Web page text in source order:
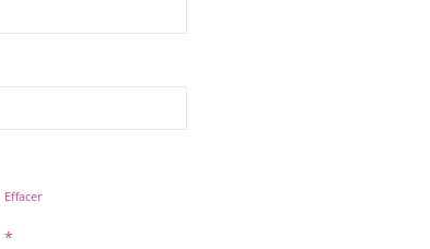
Effacer
*